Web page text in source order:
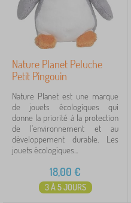
Nature Planet Peluche
Petit Pingouin
Nature Planet est une marque
de jouets écologiques qui
donne la priorité à la protection
de l'environnement et au
développement durable. Les
jouets écologiques...
18,00 €
3 À 5 JOURS